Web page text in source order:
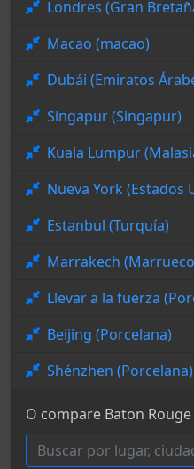
Londres (Gran
Macao (macao)
Dubái (Emiratos
Singapur (Singapur)
Kuala Lumpur
Nueva York (Estados
Estanbul (Turquía)
Marrakech
Llevar a la fuerza
Beijing (Porcelana)
Shénzhen (Porcelana)
O compare Baton